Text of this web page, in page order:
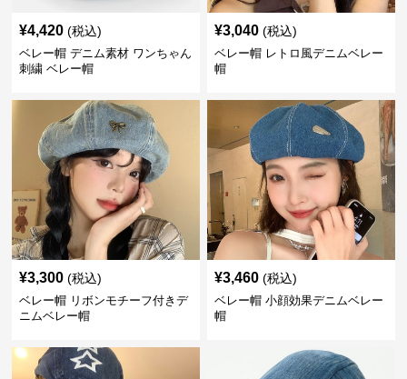
¥4,420 (税込)
ベレー帽 デニム素材 ワンちゃん
刺繍 ベレー帽
¥3,040 (税込)
ベレー帽 レトロ風デニムベレー
帽
¥3,300 (税込)
ベレー帽 リボンモチーフ付きデ
ニムベレー帽
¥3,460 (税込)
ベレー帽 小顔効果デニムベレー
帽